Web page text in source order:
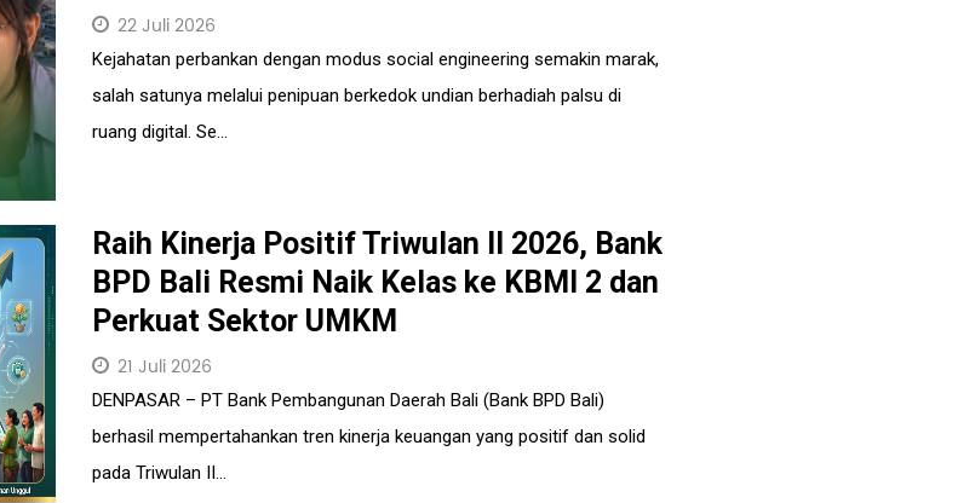
22 Juli 2026
Kejahatan perbankan dengan modus social engineering semakin marak,
salah satunya melalui penipuan berkedok undian berhadiah palsu di
ruang digital. Se...
Raih Kinerja Positif Triwulan II 2026, Bank
BPD Bali Resmi Naik Kelas ke KBMI 2 dan
Perkuat Sektor UMKM
21 Juli 2026
DENPASAR – PT Bank Pembangunan Daerah Bali (Bank BPD Bali)
berhasil mempertahankan tren kinerja keuangan yang positif dan solid
pada Triwulan II...